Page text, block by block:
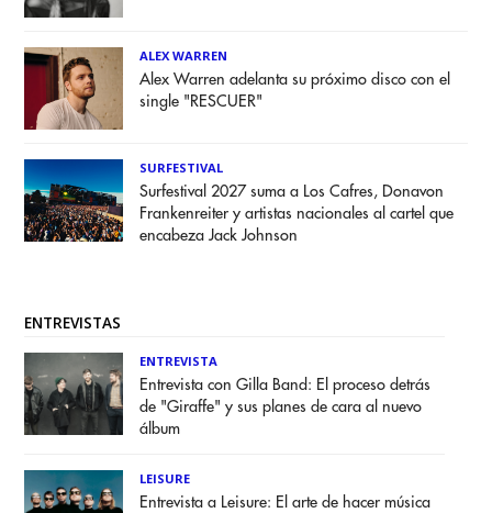
ALEX WARREN
Alex Warren adelanta su próximo disco con el
single "RESCUER"
SURFESTIVAL
Surfestival 2027 suma a Los Cafres, Donavon
Frankenreiter y artistas nacionales al cartel que
encabeza Jack Johnson
ENTREVISTAS
ENTREVISTA
Entrevista con Gilla Band: El proceso detrás
de "Giraffe" y sus planes de cara al nuevo
álbum
LEISURE
Entrevista a Leisure: El arte de hacer música